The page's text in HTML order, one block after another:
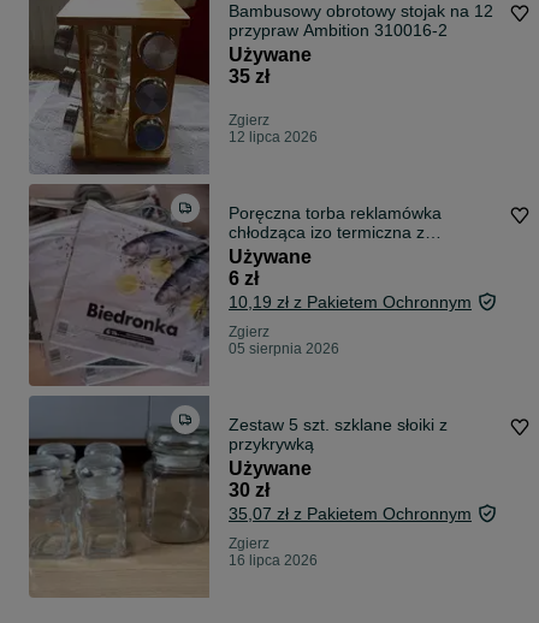
Bambusowy obrotowy stojak na 12
przypraw Ambition 310016-2
Używane
35 zł
Zgierz
12 lipca 2026
Poręczna torba reklamówka
chłodząca izo termiczna z
uchwytami zapinanymi na zatrzaski
Wymiary około 46x46 cm przydatna
na plaży, na pikniku, zakupy do
Używane
6 zł
10,19 zł z Pakietem Ochronnym
Zgierz
05 sierpnia 2026
Zestaw 5 szt. szklane słoiki z
przykrywką
Używane
30 zł
35,07 zł z Pakietem Ochronnym
Zgierz
16 lipca 2026